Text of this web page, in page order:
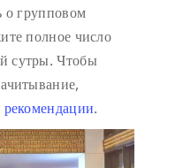
о групповом
полное число
сутры. Чтобы
рекомендации.